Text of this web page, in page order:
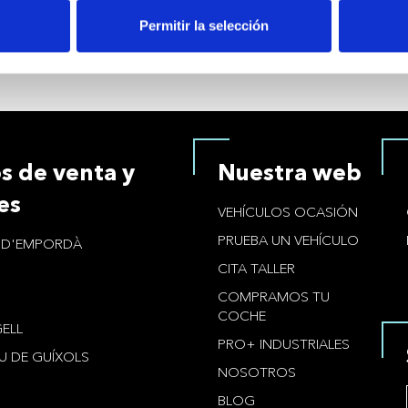
Permitir la selección
en contacte amb tu per informar-te de com gastar-
de venta y
DE GUÍXOLS
Nuestra web
VEHÍCULOS OCASIÓN
PRUEBA UN VEHÍCULO
CITA TALLER
COMPRAMOS TU
COCHE
PRO+ INDUSTRIALES
NOSOTROS
BLOG